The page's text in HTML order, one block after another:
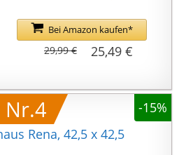
Futtermittel gefüllt
werden, um Vögel
anzulocken, wie
Sonnenblumenkerne
mit schwarzem Öl,
Saflorsamen, um
Kardinäle, Meisen,
Bei Amazon kaufen*
25,49 €
29,99 €
Nr.4
-15%
Rena, 42,5 x 42,5